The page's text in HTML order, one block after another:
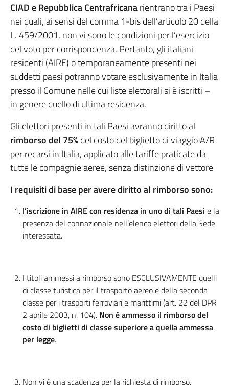
CIAD e Repubblica Centrafricanarientrano tra i Paesi
nei quali, ai sensi del comma 1-bis dell’articolo 20 della
L. 459/2001, non vi sono le condizioni per l’esercizio
del voto per corrispondenza. Pertanto, gli italiani
residenti (AIRE) o temporaneamente presenti nei
suddetti paesi potranno votare esclusivamente in Italia
presso il Comune nelle cui liste elettorali si è iscritti –
in genere quello di ultima residenza.
Gli elettori presenti in tali Paesi avranno diritto al
rimborso del 75%del costo del biglietto di viaggio A/R
per recarsi in Italia, applicato alle tariffe praticate da
tutte le compagnie aeree, senza distinzione di vettore
I requisiti di base per avere diritto al rimborso sono:
l’iscrizione in AIRE con residenza in uno di tali Paesi e la
presenza del connazionale nell’elenco elettori della Sede
interessata.
I titoli ammessi a rimborso sono ESCLUSIVAMENTE quelli
di classe turistica per il trasporto aereo e della seconda
classe per i trasporti ferroviari e marittimi (art. 22 del DPR
2 aprile 2003, n. 104). Non è ammesso il rimborso del
costo di biglietti di classe superiore a quella ammessa
per legge.
Non vi è una scadenza per la richiesta di rimborso.